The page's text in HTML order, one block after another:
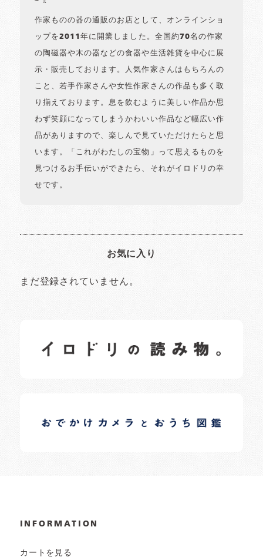
作家ものの器の通販のお店として、オンラインショ
ップを2011年に開業しました。全国約70名の作家
の陶磁器や木の器などの食器や生活雑貨を中心に展
示・販売しております。人気作家さんはもちろんの
こと、若手作家さんや女性作家さんの作品も多く取
り揃えております。息を飲むように美しい作品か思
わず笑顔になってしまうかわいい作品など幅広い作
品がありますので、楽しんで見ていただけたらと思
います。「これがわたしの宝物」って思えるものを
見つけるお手伝いができたら、それがイロドリの幸
せです。
お気に入り
まだ登録されていません。
日常の様子など随時更新中です。
日常の様子など随時更新中です。
INFORMATION
カートを見る